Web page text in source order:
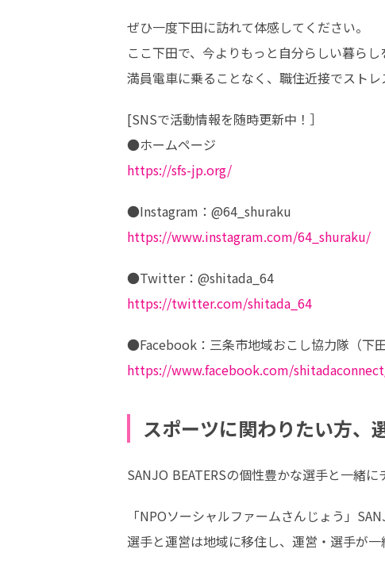
ぜひ一度下田に訪れて体感してください。
ここ下田で、今よりもっと自分らしい暮ら
満員電車に乗ることなく、職住近接でストレ
[SNSで活動情報を随時更新中！］
https://sfs-jp.org/
https://www.instagram.com/64_shuraku/
https://twitter.com/shitada_64
https://www.facebook.com/
スポーツに関わりたい方、
SANJO BEATERSの個性豊かな選手と一緒
「NPOソーシャルファームさんじょう」
選手と運営は地域に移住し、運営・選手が